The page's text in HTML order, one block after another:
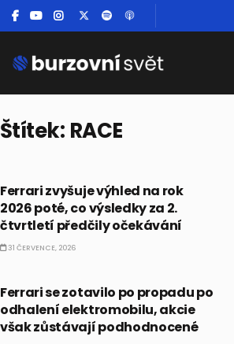
Štítek: RACE
Ferrari zvyšuje výhled na rok
2026 poté, co výsledky za 2.
čtvrtletí předčily očekávání
31 ČERVENCE, 2026
Ferrari se zotavilo po propadu po
odhalení elektromobilu, akcie
však zůstávají podhodnocené